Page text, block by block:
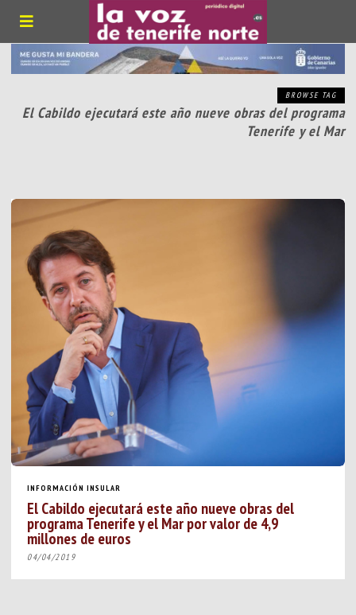
BROWSE TAG
El Cabildo ejecutará este año nueve obras del programa
Tenerife y el Mar
INFORMACIÓN INSULAR
El Cabildo ejecutará este año nueve obras del
programa Tenerife y el Mar por valor de 4,9
millones de euros
04/04/2019